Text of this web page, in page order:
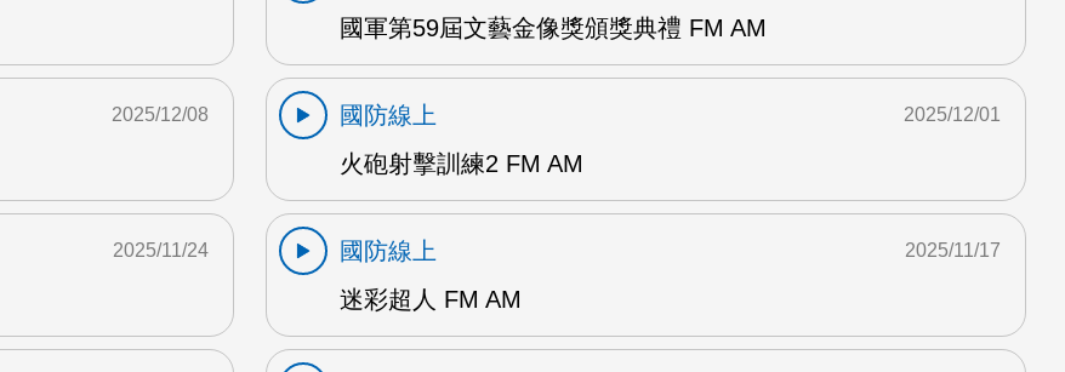
國軍第59屆文藝金像獎頒獎典禮 FM AM
2025/12/08
國防線上
火砲射擊訓練2 FM AM
2025/12/01
2025/11/24
國防線上
迷彩超人 FM AM
2025/11/17